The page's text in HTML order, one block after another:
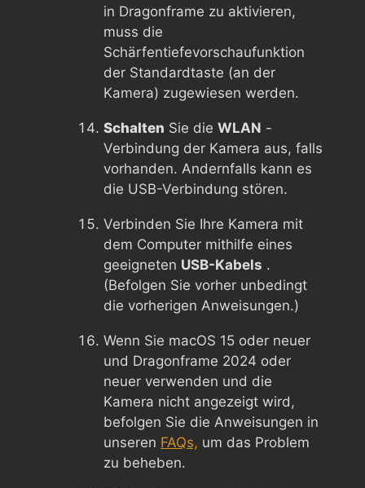
in Dragonframe zu aktivieren,
muss die
Schärfentiefevorschaufunktion
der Standardtaste (an der
Kamera) zugewiesen werden.
Schalten Sie die WLAN -
Verbindung der Kamera aus, falls
vorhanden. Andernfalls kann es
die USB-Verbindung stören.
Verbinden Sie Ihre Kamera mit
dem Computer mithilfe eines
geeigneten USB-Kabels .
(Befolgen Sie vorher unbedingt
die vorherigen Anweisungen.)
Wenn Sie macOS 15 oder neuer
und Dragonframe 2024 oder
neuer verwenden und die
Kamera nicht angezeigt wird,
befolgen Sie die Anweisungen in
unseren FAQs, um das Problem
zu beheben.